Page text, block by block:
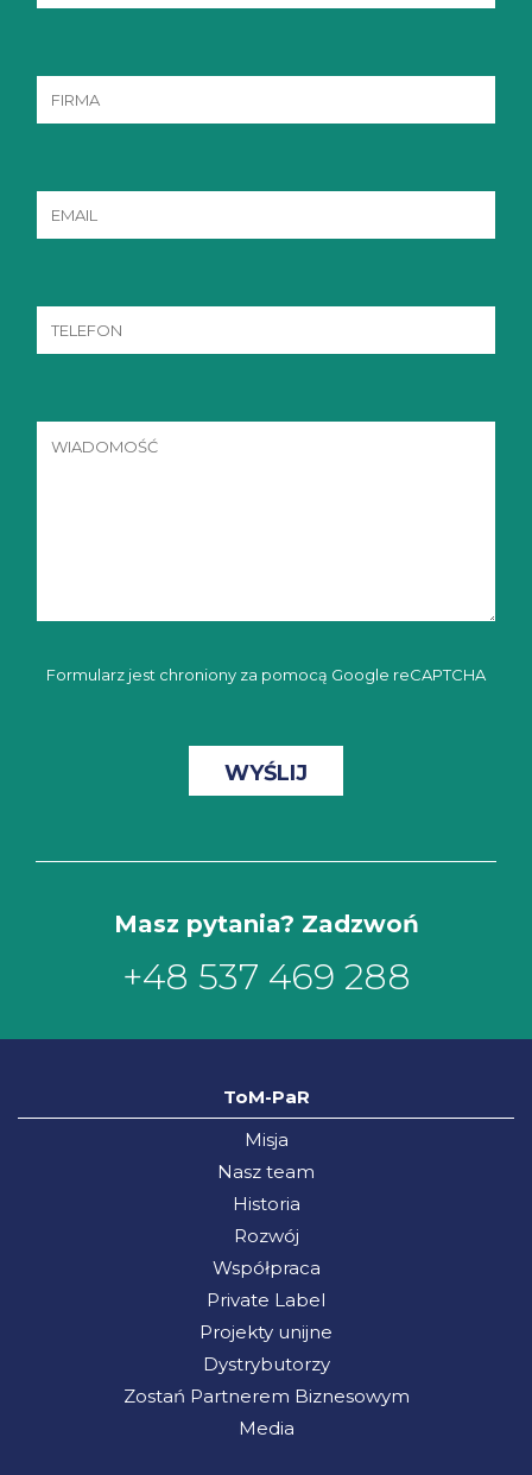
Formularz jest chroniony za pomocą Google reCAPTCHA
Masz pytania? Zadzwoń
+48 537 469 288
ToM-PaR
Misja
Nasz team
Historia
Rozwój
Współpraca
Private Label
Projekty unijne
Dystrybutorzy
Zostań Partnerem Biznesowym
Media